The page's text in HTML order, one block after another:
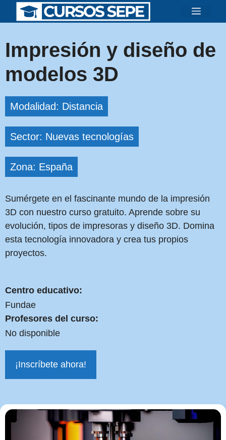
Saltar
Menú
Impresión y diseño de
modelos 3D
Modalidad: Distancia
Sector: Nuevas tecnologías
Zona: España
Sumérgete en el fascinante mundo de la impresión
3D con nuestro curso gratuito. Aprende sobre su
evolución, tipos de impresoras y diseño 3D. Domina
esta tecnología innovadora y crea tus propios
proyectos.
Centro educativo:
Fundae
Profesores del curso:
No disponible
¡Inscríbete ahora!